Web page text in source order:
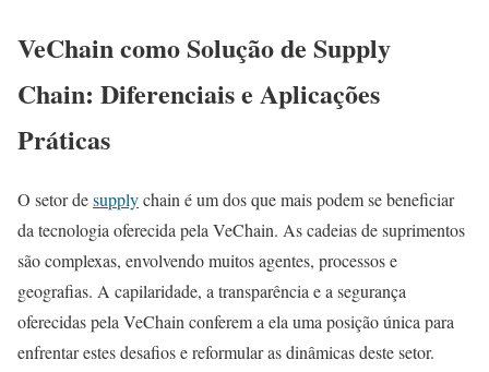
VeChain como Solução de Supply
Chain: Diferenciais e Aplicações
Práticas
O setor desupplychain é um dos que mais podem se beneficiar
da tecnologia oferecida pela VeChain. As cadeias de suprimentos
são complexas, envolvendo muitos agentes, processos e
geografias. A capilaridade, a transparência e a segurança
oferecidas pela VeChain conferem a ela uma posição única para
enfrentar estes desafios e reformular as dinâmicas deste setor.